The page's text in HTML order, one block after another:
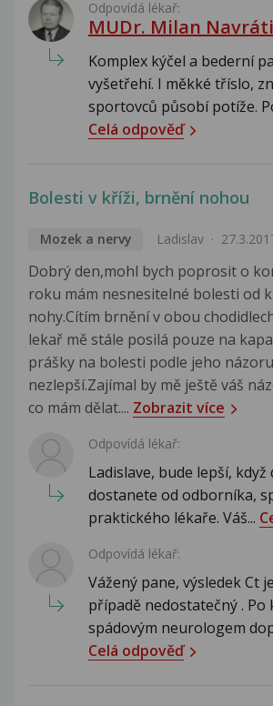
Odpovídá lékař:
MUDr. Milan
Komplex kýčel a bederní
vyšetřehí. I měkké tříslo,
sportovců působí potíže.
Celá odpověď
Bolesti v kříži, brnění nohou
Mozek a nervy Ladislav
Dobrý den,mohl bych poprosit o
roku mám nesnesitelné bolesti od
nohy.Cítím brnění v obou
lekař mě stále posilá pouze na
prášky na bolesti podle jeho
nezlepší.Zajímal by mě ještě váš
co mám dělat.... Zobrazit více
Odpovídá lékař:
Ladislave, bude lepší,
dostanete od odborníka,
praktického lékaře. Váš...
Odpovídá lékař:
Vážený pane, výsledek Ct
případě nedostatečný . Po
spádovým neurologem
Celá odpověď